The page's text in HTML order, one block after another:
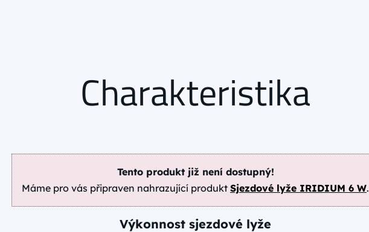
Charakteristika
Tento produkt již není dostupný!
Máme pro vás připraven nahrazující produkt Sjezdové lyže IRIDIUM 6 W.
Výkonnost sjezdové lyže